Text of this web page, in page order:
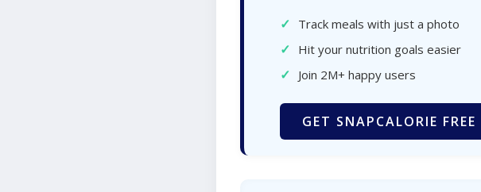
✓ Track meals with just a photo
✓ Hit your nutrition goals easier
✓ Join 2M+ happy users
GET SNAPCALORIE FREE